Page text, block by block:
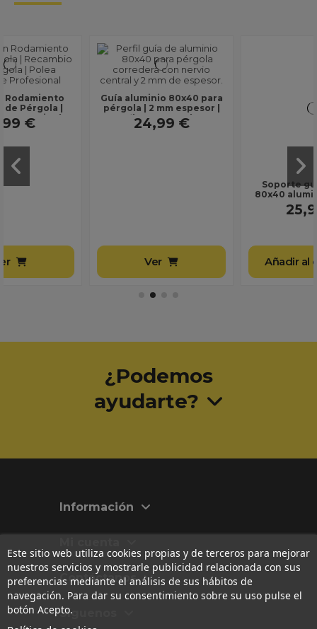
Guía aluminio 80x40 para
pérgola | 2 mm espesor |
perfil estructural con
Soporte guía pérgola
80x40 aluminio | Incluye
Añadir al carrito
¿Podemos
ayudarte?
Información
Contáctanos
Este sitio web utiliza cookies propias y de terceros para mejorar
nuestros servicios y mostrarle publicidad relacionada con sus
preferencias mediante el análisis de sus hábitos de
navegación. Para dar su consentimiento sobre su uso pulse el
botón Acepto.Síguenos